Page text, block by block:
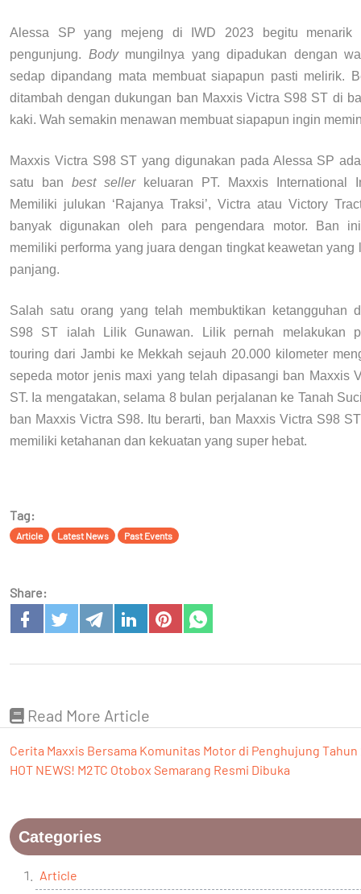
Alessa SP yang mejeng di IWD 2023 begitu menarik
pengunjung. Bodymungilnya yang dipadukan dengan
sedap dipandang mata membuat siapapun pasti melirik.
ditambah dengan dukungan ban Maxxis Victra S98 ST di
kaki. Wah semakin menawan membuat siapapun ingin
Maxxis Victra S98 ST yang digunakan pada Alessa SP
satu ban best sellerkeluaran PT. Maxxis International
Memiliki julukan ‘Rajanya Traksi’, Victra atau Victory
banyak digunakan oleh para pengendara motor. Ban
memiliki performa yang juara dengan tingkat keawetan yang
panjang.
Salah satu orang yang telah membuktikan ketangguhan
S98 ST ialah Lilik Gunawan. Lilik pernah melakukan
touring dari Jambi ke Mekkah sejauh 20.000 kilometer
sepeda motor jenis maxi yang telah dipasangi ban Maxxis
ST. Ia mengatakan, selama 8 bulan perjalanan ke Tanah
ban Maxxis Victra S98. Itu berarti, ban Maxxis Victra S98
memiliki ketahanan dan kekuatan yang super hebat.
Tag:
Article Latest News Past Events
Share:
Read More Article
Cerita Maxxis Bersama Komunitas Motor di Penghujung Tahun
HOT NEWS! M2TC Otobox Semarang Resmi Dibuka
Categories
Article